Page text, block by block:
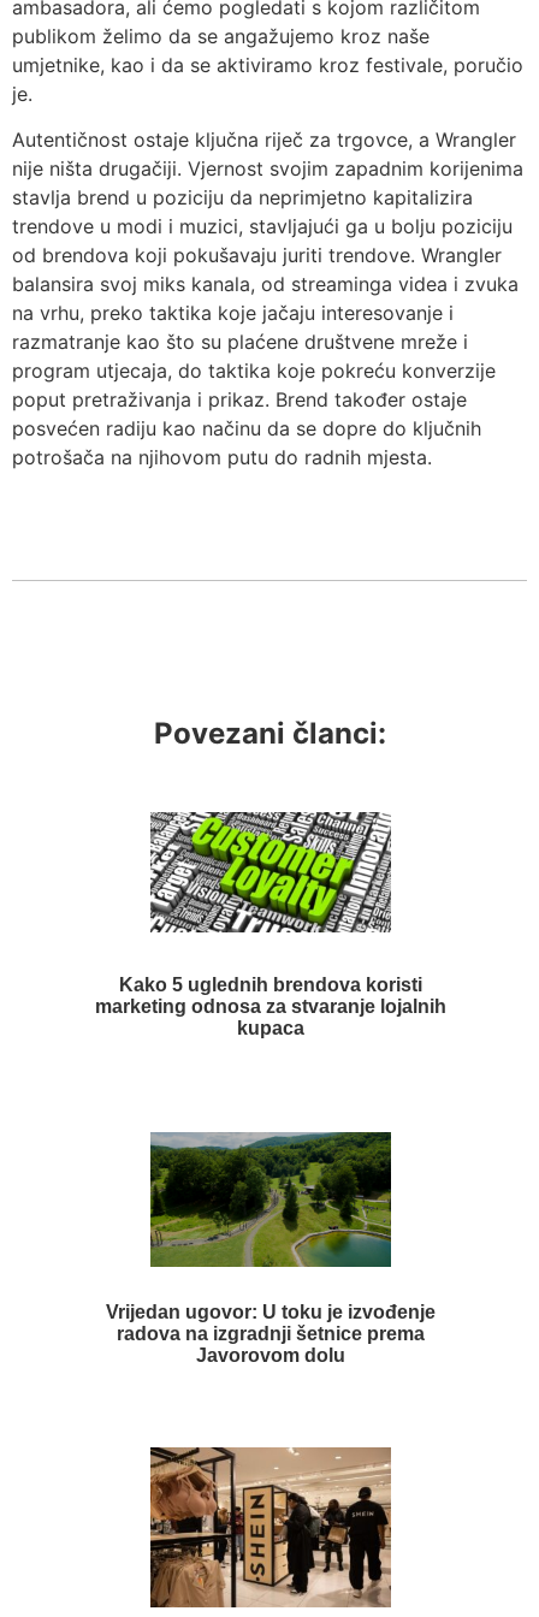
ambasadora, ali ćemo pogledati s kojom različitom
publikom želimo da se angažujemo kroz naše
umjetnike, kao i da se aktiviramo kroz festivale, poručio
je.
Autentičnost ostaje ključna riječ za trgovce, a Wrangler
nije ništa drugačiji. Vjernost svojim zapadnim korijenima
stavlja brend u poziciju da neprimjetno kapitalizira
trendove u modi i muzici, stavljajući ga u bolju poziciju
od brendova koji pokušavaju juriti trendove. Wrangler
balansira svoj miks kanala, od streaminga videa i zvuka
na vrhu, preko taktika koje jačaju interesovanje i
razmatranje kao što su plaćene društvene mreže i
program utjecaja, do taktika koje pokreću konverzije
poput pretraživanja i prikaz. Brend također ostaje
posvećen radiju kao načinu da se dopre do ključnih
potrošača na njihovom putu do radnih mjesta.
Povezani članci:
Kako 5 uglednih brendova koristi
marketing odnosa za stvaranje lojalnih
kupaca
Vrijedan ugovor: U toku je izvođenje
radova na izgradnji šetnice prema
Javorovom dolu